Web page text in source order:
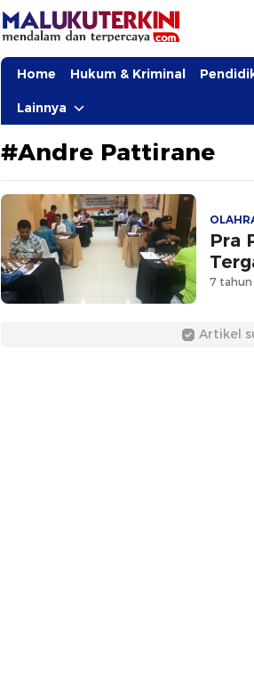
MalukuTerkini.com
Terkini, Mendalam dan Terpercaya
Home Hukum & Kriminal
Lainnya
#Andre Pattirane
Pra
7 tahun
Artikel